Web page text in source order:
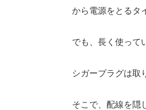
から電源をとるタ
でも、長く使って
シガープラグは取
そこで、配線を隠